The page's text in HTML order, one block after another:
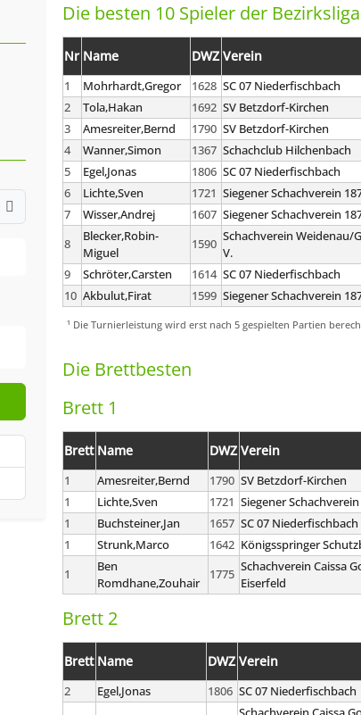
Passwort anzeigen
Die besten 10 Spieler der
Nr Name DWZ Verein
1 Mohrhardt,Gregor 1628 SC 07 Niederfischbach
2
Tola,Hakan 1692 SV Betzdorf-Kirchen
3
Amesreiter,Bernd 1790 SV Betzdorf-Kirchen
4
Wanner,Simon 1367 Schachclub Hilchenbach
5
Egel,Jonas 1806 SC 07 Niederfischbach
6
Lichte,Sven 1721 Siegener Schachverein
7
Wisser,Andrej 1607 Siegener Schachverein
8
Blecker,Robin-
Miguel
1590 Schachverein Weidenau/
V.
9
Schröter,Carsten 1614 SC 07 Niederfischbach
10 Akbulut,Firat 1599 Siegener Schachverein
¹ Die Turnierleistung wird erst nach 5 gespielten Partien
Die Brettbesten
Brett 1
Brett Name DWZ Verein
1 Amesreiter,Bernd 1790 SV Betzdorf-Kirchen
1
Lichte,Sven 1721 Siegener
1
Buchsteiner,Jan 1657 SC 07 Niederfischbach
1
Strunk,Marco 1642 Königsspringer
1
Ben
Romdhane,Zouhair
1775 Schachverein Caissa
Eiserfeld
Brett 2
Brett Name DWZ Verein
2 Egel,Jonas 1806 SC 07 Niederfischbach